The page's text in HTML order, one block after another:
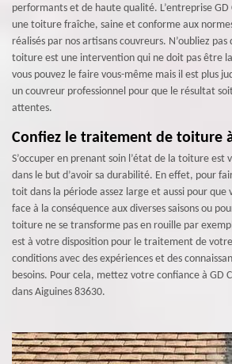
performants et de haute qualité. L’entreprise
une toiture fraîche, saine et conforme aux
réalisés par nos artisans couvreurs. N’oubliez
toiture est une intervention qui ne doit pas être
vous pouvez le faire vous-même mais il est plus
un couvreur professionnel pour que le résultat
attentes.
Confiez le traitement de toiture
S’occuper en prenant soin l’état de la toiture
dans le but d’avoir sa durabilité. En effet, pour
toit dans la période assez large et aussi pour
face à la conséquence aux diverses saisons ou
toiture ne se transforme pas en rouille par
est à votre disposition pour le traitement de
conditions avec des expériences et des
besoins. Pour cela, mettez votre confiance à GD
dans Aiguines 83630.